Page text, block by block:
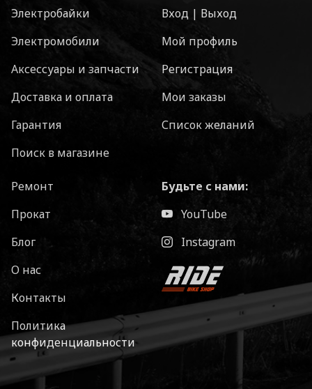
Электробайки
Электромобили
Аксессуары и запчасти
Доставка и оплата
Гарантия
Поиск в магазине
Вход | Выход
Мой профиль
Регистрация
Мои заказы
Список желаний
Ремонт
Прокат
Блог
О нас
Контакты
Политика
конфиденциальности
Будьте с нами:
YouTube
Instagram